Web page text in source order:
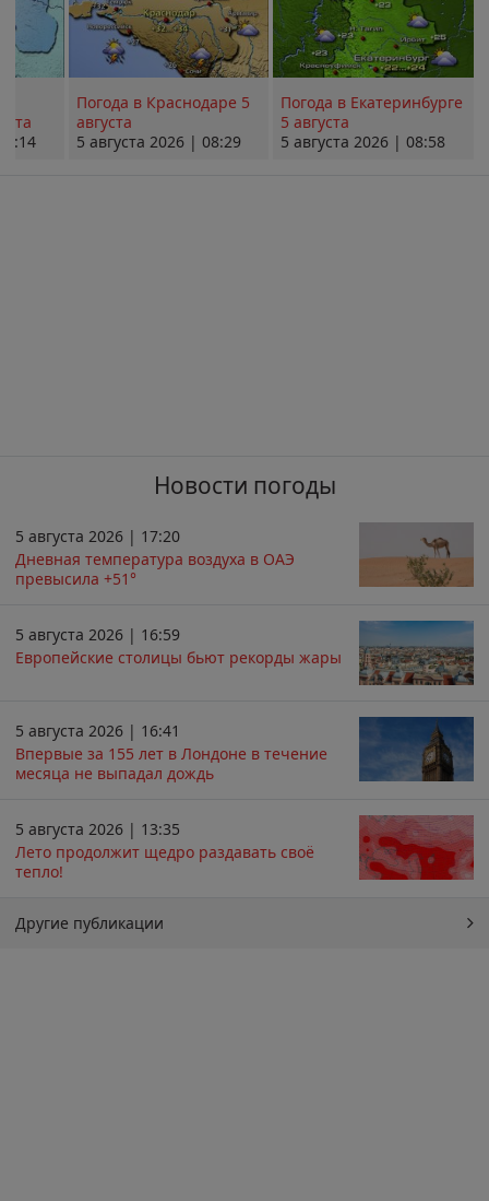
Погода в Краснодаре 5
августа
5 августа 2026 | 08:29
Погода в Екатеринбурге
5 августа
5 августа 2026 | 08:58
Новости погоды
5 августа 2026 | 17:20
Дневная температура воздуха в ОАЭ
превысила +51°
5 августа 2026 | 16:59
Европейские столицы бьют рекорды жары
5 августа 2026 | 16:41
Впервые за 155 лет в Лондоне в течение
месяца не выпадал дождь
5 августа 2026 | 13:35
Лето продолжит щедро раздавать своё
тепло!
Другие публикации